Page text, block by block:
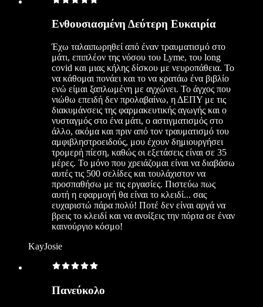
Ενθουσιασμένη Δεύτερη Ευκαιρία
Έχω ταλαιπωρηθεί από έναν τραυματισμό στο
μάτι, επιπλέον της νόσου του Lyme, του long
covid και μιας κήλης δίσκου με νευροπάθεια. Το
να κάθομαι πονάει και το να κρατάω ένα βιβλίο
ενώ είμαι ξαπλωμένη με αγχώνει. Το άγχος που
νιώθω επειδή δεν προλαβαίνω, η ΔΕΠΥ με τις
διακυμάνσεις της φαρμακευτικής αγωγής και ο
νυσταγμός στο ένα μάτι, ο αστιγματισμός στο
άλλο, ακόμα και πριν από τον τραυματισμό του
αμφιβληστροειδούς, μου έχουν δημιουργήσει
τρομερή πίεση, καθώς οι εξετάσεις είναι σε 35
μέρες. Το μόνο που χρειάζομαι είναι να διαβάσω
αυτές τις 500 σελίδες και τουλάχιστον να
προσπαθήσω με τις εργασίες. Πιστεύω πως
αυτή η εφαρμογή θα είναι το κλειδί... σας
ευχαριστώ πάρα πολύ! Ποτέ δεν είναι αργά να
βρεις το κλειδί και να ανοίξεις την πόρτα σε έναν
καινούργιο κόσμο!
KayJosie
Πανεύκολο